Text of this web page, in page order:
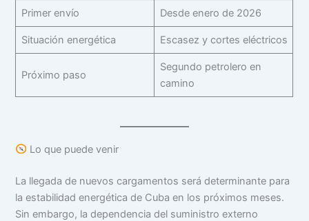
Primer envío Desde enero de 2026
Situación energética Escasez y cortes eléctricos
Próximo paso
Segundo petrolero en
camino
Lo que puede venir
La llegada de nuevos cargamentos será determinante para
la estabilidad energética de Cuba en los próximos meses.
Sin embargo, la dependencia del suministro externo